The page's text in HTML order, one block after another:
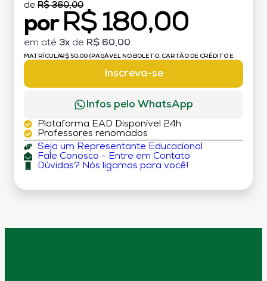
de R$ 360,00
por R$ 180,00
em até 3x de R$ 60,00
MATRÍCULA:R$ 50,00 (PAGÁVEL NO BOLETO, CARTÃO DE CRÉDITO E
Inscreva-se
Infos pelo WhatsApp
Plataforma EAD Disponível 24h
Professores renomados
Seja um Representante Educacional
Fale Conosco - Entre em Contato
Dúvidas? Nós ligamos para você!